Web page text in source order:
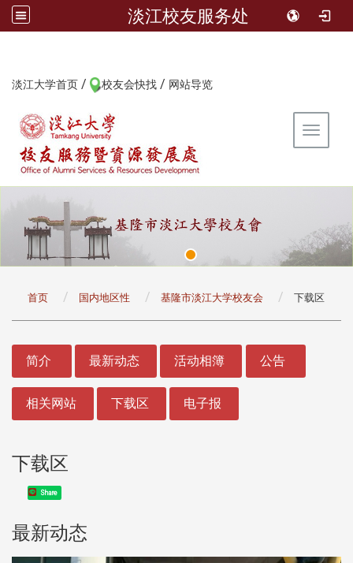
淡江校友服务处
淡江大学首页 / 校友会快找 / 网站导览
Toggle
首页 国内地区性 基隆市淡江大学校友会 下载区
简介 最新动态 活动相簿 公告
相关网站 下载区 电子报
下载区
Share
最新动态